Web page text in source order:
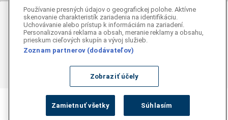
© 2026 Epoch Times Slovensko
Všetky práva vyhradené. Publikovanie alebo ďalšie šírenie
správ a fotografií zo zdrojov TASR je bez
Používanie presných údajov o geografickej polohe. Aktívne
skenovanie charakteristík zariadenia na identifikáciu.
Uchovávanie alebo prístup k informáciám na zariadení.
Personalizovaná reklama a obsah, meranie reklamy a obsahu,
prieskum cieľových skupín a vývoj služieb.
Zoznam partnerov (dodávateľov)
Zobraziť účely
Zamietnuť všetky Súhlasím